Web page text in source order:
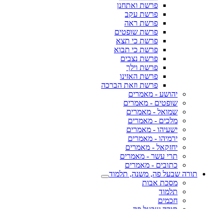
פרשת ואתחנן
פרשת עקב
פרשת ראה
פרשת שופטים
פרשת כי תצא
פרשת כי תבוא
פרשת נצבים
פרשת וילך
פרשת האזינו
פרשת וזאת הברכה
יהושע - מאמרים
שופטים - מאמרים
שמואל - מאמרים
מלכים - מאמרים
ישעיהו - מאמרים
ירמיהו - מאמרים
יחזקאל - מאמרים
תרי עשר - מאמרים
כתובים - מאמרים
תורה שבעל פה, משנה, תלמוד
מסכת אבות
תלמוד
חכמים